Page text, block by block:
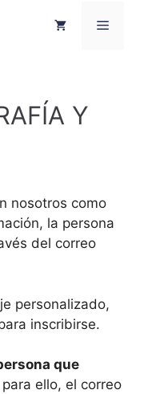
Menú
Y
nosotros como
la persona
del correo
personalizado,
inscribirse.
que
para ello, el correo